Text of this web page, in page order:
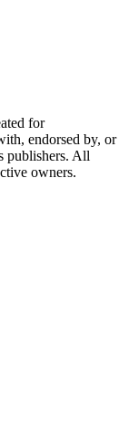
for
endorsed by, or
publishers. All
owners.